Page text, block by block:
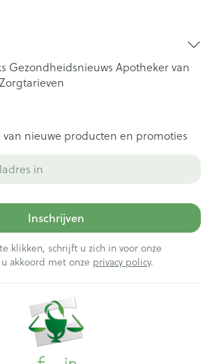
Gezondheidsnieuws Apotheker van
Zorgtarieven
nieuwe producten en promoties
Inschrijven
klikken, schrijft u zich in voor onze
akkoord met onze privacy policy.